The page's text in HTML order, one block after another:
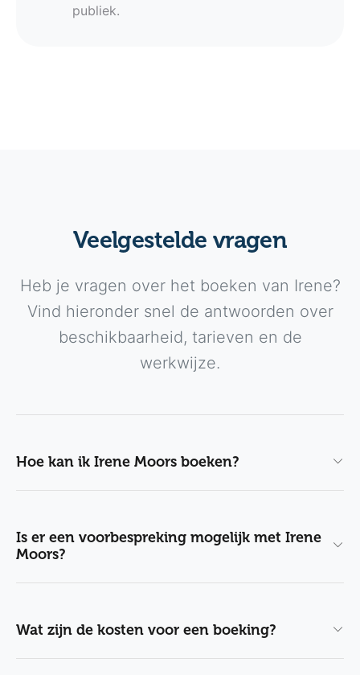
publiek.
Veelgestelde vragen
Heb je vragen over het boeken van Irene?
Vind hieronder snel de antwoorden over
beschikbaarheid, tarieven en de
werkwijze.
Hoe kan ik Irene Moors boeken?
Is er een voorbespreking mogelijk met Irene
Moors?
Wat zijn de kosten voor een boeking?